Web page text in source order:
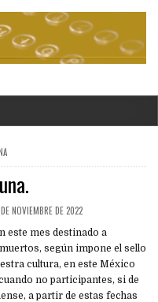
NOVIEMBRE DE 2022
este mes destinado a
según impone el sello
cultura, en este México
no participantes, si de
a partir de estas fechas